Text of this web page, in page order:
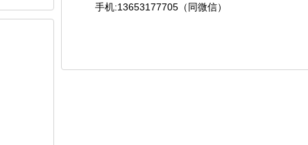
手机:13653177705（同微信）